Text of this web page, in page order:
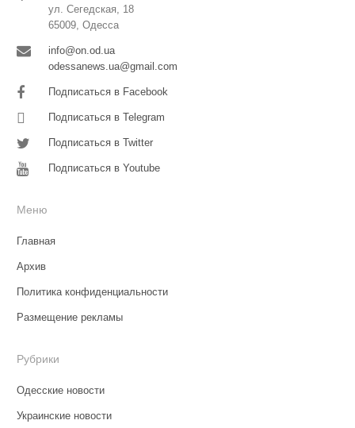
ул. Сегедская, 18
65009, Одесса
info@on.od.ua
odessanews.ua@gmail.com
Подписаться в Facebook
Подписаться в Telegram
Подписаться в Twitter
Подписаться в Youtube
Меню
Главная
Архив
Политика конфиденциальности
Размещение рекламы
Рубрики
Одесские новости
Украинские новости